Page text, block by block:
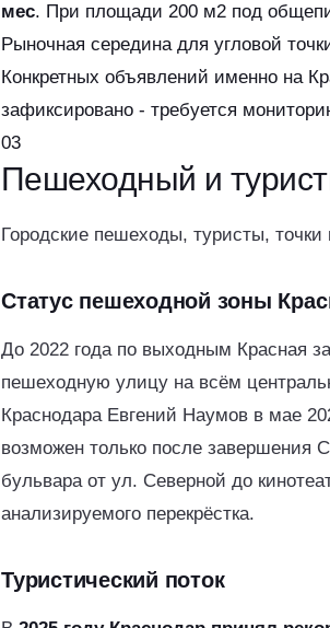
мес. При площади 200 м2 под
Рыночная середина для угловой
Конкретных объявлений именно на
зафиксировано - требуется
03
Пешеходный и
Городские пешеходы, туристы, точки
Статус пешеходной зоны
До 2022 года по выходным Красная
пешеходную улицу на всём
Краснодара Евгений Наумов в мае
возможен только после завершения
бульвара от ул. Северной до
анализируемого перекрёстка.
Туристический поток